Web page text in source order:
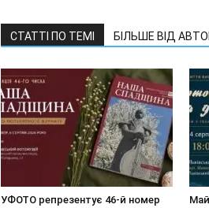
СТАТТІ ПО ТЕМІ БІЛЬШЕ ВІД
УФОТО репрезентує 46-й номер